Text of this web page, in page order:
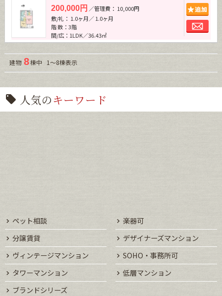
200,000円 ／管理費： 10,000円
敷/礼： 1.0ヶ月／ 1.0ヶ月
階 数：3階
間/広：1LDK／36.43㎡
建物 8棟中 1～8棟表示
人気のキーワード
ペット相談
楽器可
分譲賃貸
デザイナーズマンション
ヴィンテージマンション
SOHO・事務所可
タワーマンション
低層マンション
ブランドシリーズ